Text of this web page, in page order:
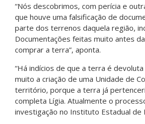
“Nós descobrimos, com perícia e
que houve uma falsificação de
parte dos terrenos daquela região,
Documentações feitas muito antes
comprar a terra”, aponta.
“Há indícios de que a terra é
muito a criação de uma Unidade de
território, porque a terra já
completa Lígia. Atualmente o
investigação no Instituto Estadual de